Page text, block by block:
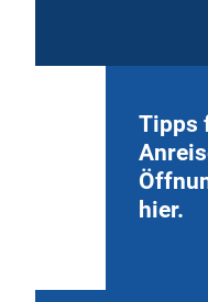
Tipps
hier.